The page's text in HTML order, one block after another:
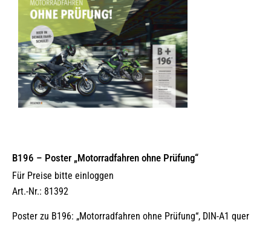
B196 – Poster „Motorradfahren ohne Prüfung“
Für Preise bitte einloggen
Art.-Nr.: 81392
Poster zu B196: „Motorradfahren ohne Prüfung“, DIN-A1 quer